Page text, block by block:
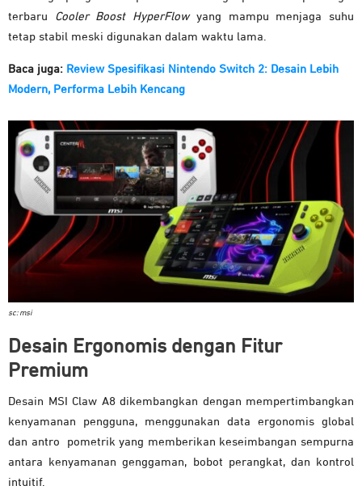
terbaru Cooler Boost HyperFlowyang mampu menjaga suhu
tetap stabil meski digunakan dalam waktu lama.
Baca juga: Review Spesifikasi Nintendo Switch 2: Desain Lebih
Modern, Performa Lebih Kencang
sc: msi
Desain Ergonomis dengan Fitur
Premium
Desain MSI Claw A8 dikembangkan dengan mempertimbangkan
kenyamanan pengguna, menggunakan data ergonomis global
dan antro pometrik yang memberikan keseimbangan sempurna
antara kenyamanan genggaman, bobot perangkat, dan kontrol
intuitif.